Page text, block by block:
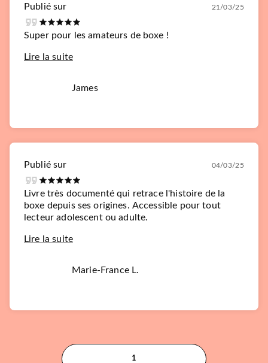
Publié sur 21/03/25
Super pour les amateurs de boxe !
Lire la suite
James
Publié sur 04/03/25
Livre très documenté qui retrace l'histoire de la
boxe depuis ses origines. Accessible pour tout
lecteur adolescent ou adulte.
Lire la suite
Marie-France L.
1